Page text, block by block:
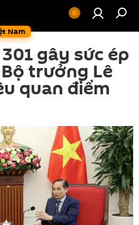
Nam
gây sức ép
trưởng Lê
quan điểm